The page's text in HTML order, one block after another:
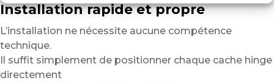
Installation rapide et propre
L’installation ne nécessite aucune compétence
technique.
Il suffit simplement de positionner chaque cache hinge
directement